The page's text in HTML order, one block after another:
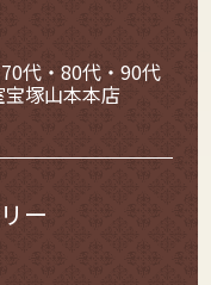
代・80代・90代
塚山本本店
ー